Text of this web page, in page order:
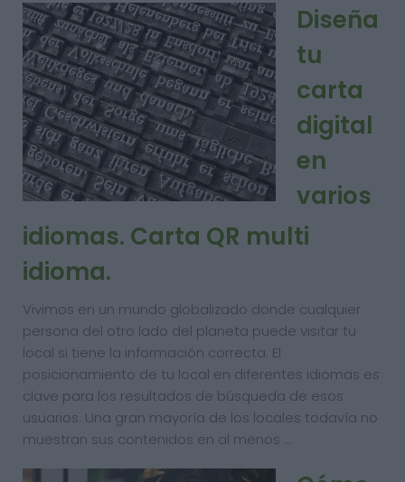
Diseña
tu
carta
digital
en
varios
idiomas. Carta QR multi
idioma.
Vivimos en un mundo globalizado donde cualquier
persona del otro lado del planeta puede visitar tu
local si tiene la información correcta. El
posicionamiento de tu local en diferentes idiomas es
clave para los resultados de búsqueda de esos
usuarios. Una gran mayoría de los locales todavía no
muestran sus contenidos en al menos …